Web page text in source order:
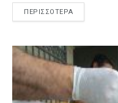
ΠΕΡΙΣΣΟΤΕΡΑ